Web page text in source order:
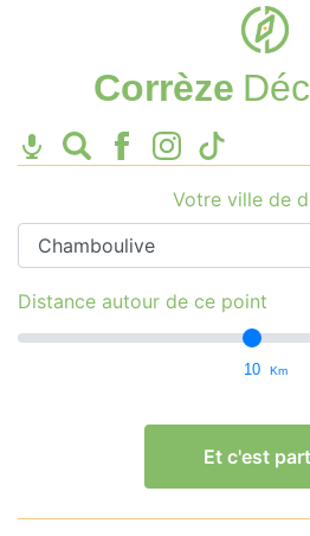
Corrèze
Votre ville de
Distance autour de ce point
10 Km
Et c'est